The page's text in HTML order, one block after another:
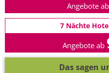
Angebote ab
7 Nächte
Angebote ab
Das sagen